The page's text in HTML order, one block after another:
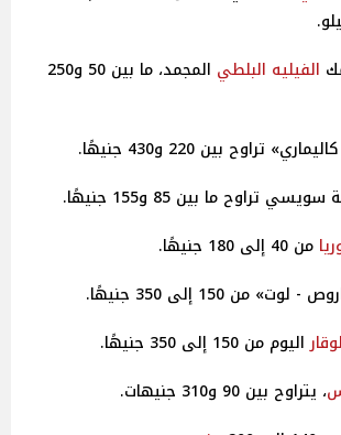
الفيليه البلطي
المجمد، ما بين 50 و250
تراوح بين 220 و430 جنيهًا.
تراوح ما بين 85 و155 جنيهًا.
من 40 إلى 180 جنيهًا.
150 إلى 350 جنيهًا.
اليوم من 150 إلى 350 جنيهًا.
، يتراوح بين 90 و310 جنيهات.